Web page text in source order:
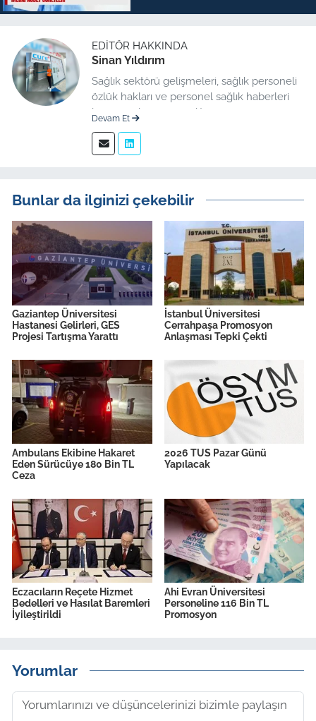
EDITÖR HAKKINDA
Sinan Yıldırım
Sağlık sektörü gelişmeleri, sağlık personeli
özlük hakları ve personel sağlık haberleri
konusunda uzman editör.
Devam Et
Bunlar da ilginizi çekebilir
Gaziantep Üniversitesi
Hastanesi Gelirleri, GES
Projesi Tartışma Yarattı
İstanbul Üniversitesi
Cerrahpaşa Promosyon
Anlaşması Tepki Çekti
Ambulans Ekibine Hakaret
Eden Sürücüye 180 Bin TL
Ceza
2026 TUS Pazar Günü
Yapılacak
Eczacıların Reçete Hizmet
Bedelleri ve Hasılat Baremleri
İyileştirildi
Ahi Evran Üniversitesi
Personeline 116 Bin TL
Promosyon
Yorumlar